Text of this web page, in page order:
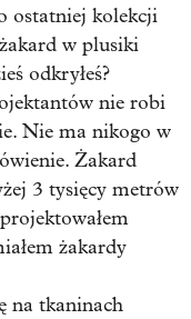
ostatniej kolekcji
w plusiki
odkryłeś?
nie robi
Nie ma nikogo w
Żakard
3 tysięcy metrów
żakardy
na tkaninach